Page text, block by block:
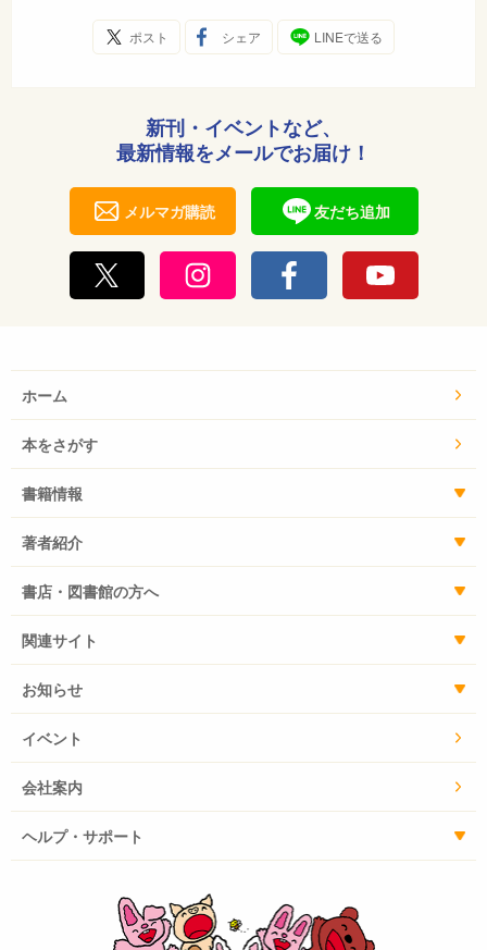
さしさを身につけたり、あるいは、動物そのものや動物
が食べる植物に科学的な興味をひろげたり……と、とて
しかし、そのいっぽうで、学校現場の子どもたちや先生
方は、どうやって飼育したら良いかわからなかったり、
それぞれの動物の性格や病気への対処法をしらなかった
りと、みなさん相当苦労しているようです。「寒い冬は
どうしよう？」「暑い夏はどうしよう？」「土日の休み
は？」「あ～、元気がないって子どもが言ってきた。ど
うしよう！」と、心配のタネはつきませんね……。でも
だいじょうぶ。この本で解決法がみつかりますよ。
が、そのときに子どもがだしてくる、さまざまな質
問！ なかには、「動物って何でできてるの？ ど うや
って動くの？」とか、「ウサギをだくと、なぜ気持ちい
いの？」などと、かわいい疑問をおずおず口にする子も
います。
このような哲学的（？）な質問には、先生方も、「動物
も人間とおんなじ！ だから自分で動けるんだよ」と
か、「気持ちがいいって、どこが気持ちいいの？ ふー
ん、背中？ で、どんなふうに気持ちいいの？ え、毛
がふわふわしてる？ そうか、毛が生えてるから気持ち
いいんだね」などといったように、答えをみつけてあげ
られますね。
しかし、「ウサギの目はどうして赤いの？」「チャボは
なぜけんかをするの？」などという、生理学的・生態学
的な知識が必要な質問には、正直こまるでしょう？ そ
んな難問にもズバリ答えるのが、この本です。自信をも
って、子どもの質問に答えられますよ。また、なによ
り、子どもたちが自分でもどんどん読みすすみ、学校の
に、熊谷さとしさんの漫画をたくさん入れました。
この本を読んで、ひとりでも多くの子どもたちが、学校
ポスト シェア LINEで送る
新刊・イベントなど、
最新情報をメールでお届け！
メルマガ購読 友だち追加
ホーム
本をさがす
書籍情報
著者紹介
書店・図書館の方へ
関連サイト
お知らせ
イベント
会社案内
ヘルプ・サポート